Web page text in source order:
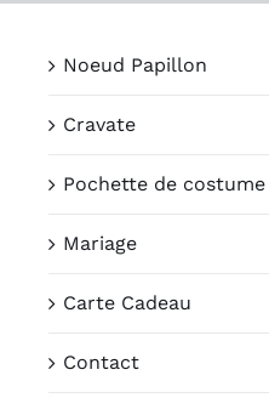
Noeud Papillon
Cravate
Pochette de costume
Mariage
Carte Cadeau
Contact